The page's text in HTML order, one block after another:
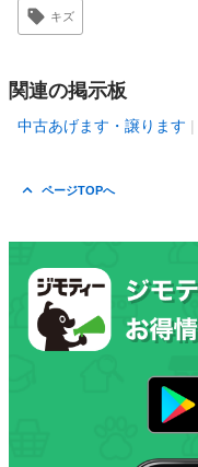
キズ
関連の掲示板
中古あげます・譲ります
ページTOPへ